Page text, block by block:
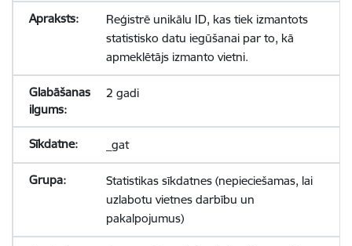
Reģistrē unikālu ID, kas tiek izmantots
statistisko datu iegūšanai par to, kā
apmeklētājs izmanto vietni.
2 gadi
_gat
Statistikas sīkdatnes (nepieciešamas, lai
uzlabotu vietnes darbību un
pakalpojumus)